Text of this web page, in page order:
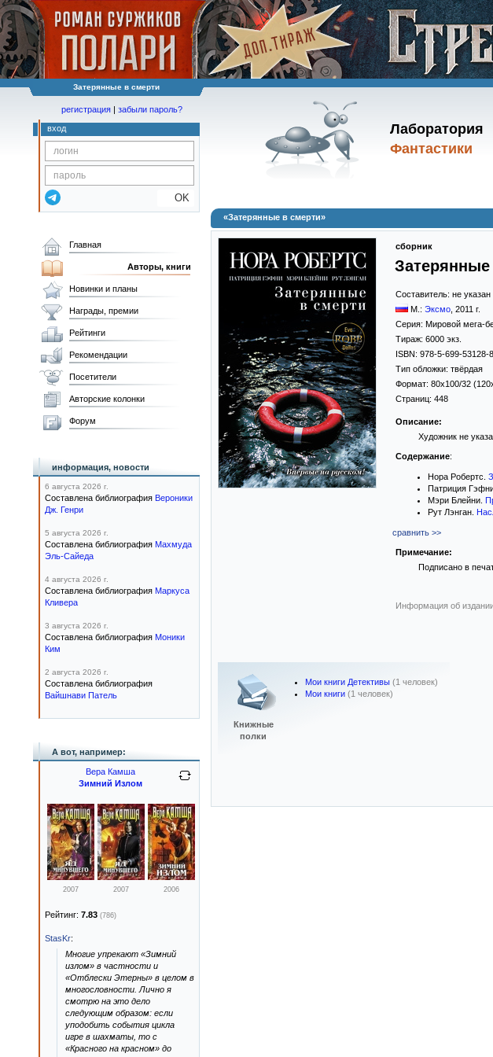
Затерянные в смерти
Лаборатория
Фантастики
регистрация | забыли пароль?
вход
OK
«Затерянные в смерти»
сборник
Составитель: не указан
М.: Эксмо 2011 г.
Серия: Мировой мега-
Тираж: 6000 экз.
ISBN: 978-5-699-53128-8
Тип обложки: твёрдая
Формат: 80x100/32
Страниц: 448
Описание:
Художник не
Содержание:
Нора Робертс.
Патриция
Мэри Блейни.
Рут Лэнган.
сравнить >>
Примечание:
Подписано в
Информация об
Книжные
полки
Мои книги Детективы (1 человек)
Мои книги (1 человек)
Главная
Авторы, книги
Новинки и планы
Награды, премии
Рейтинги
Рекомендации
Посетители
Авторские колонки
Форум
информация, новости
6 августа 2026 г.
Составлена библиография Вероники
Дж. Генри
5 августа 2026 г.
Составлена библиография Махмуда
Эль-Сайеда
4 августа 2026 г.
Составлена библиография Маркуса
Кливера
3 августа 2026 г.
Составлена библиография Моники
Ким
2 августа 2026 г.
Составлена библиография
Вайшнави Патель
А вот, например:
Вера Камша
Зимний Излом
2007 2007 2006
Рейтинг: 7.83 (786)
StasKr:
Многие упрекают «Зимний
излом» в частности и
«Отблески Этерны» в целом в
многословности. Лично я
смотрю на это дело
следующим образом: если
уподобить события цикла
игре в шахматы, то с
«Красного на красном» до